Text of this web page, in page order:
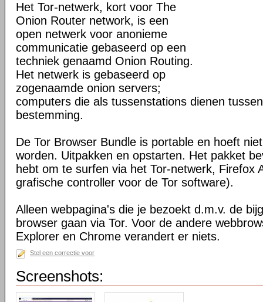
Het Tor-netwerk, kort voor The
Onion Router network, is een
open netwerk voor anonieme
communicatie gebaseerd op een
techniek genaamd Onion Routing.
Het netwerk is gebaseerd op
zogenaamde onion servers;
computers die als tussenstations dienen
bestemming.
De Tor Browser Bundle is portable en hoeft
worden. Uitpakken en opstarten. Het pakket
hebt om te surfen via het Tor-netwerk, Firefox
grafische controller voor de Tor software).
Alleen webpagina's die je bezoekt d.m.v. de
browser gaan via Tor. Voor de andere
Explorer en Chrome verandert er niets.
Stel een correctie voor
Screenshots: